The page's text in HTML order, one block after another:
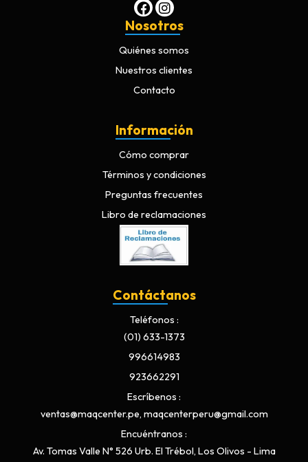
Nosotros
Quiénes somos
Nuestros clientes
Contacto
Información
Cómo comprar
Términos y condiciones
Preguntas frecuentes
Libro de reclamaciones
Contáctanos
Teléfonos
(01) 633-1373
996614983
923662291
Escríbenos
ventas@maqcenter.pe, maqcenterperu@gmail.com
Encuéntranos
Av. Tomas Valle N° 526 Urb. El Trébol, Los Olivos - Lima